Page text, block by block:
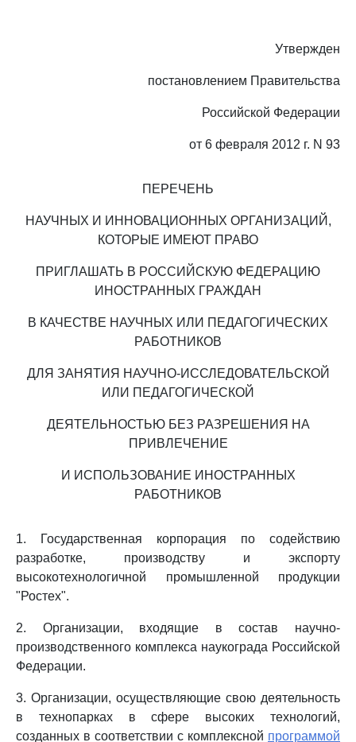
Утвержден
постановлением Правительства
Российской Федерации
от 6 февраля 2012 г. N 93
ПЕРЕЧЕНЬ
НАУЧНЫХ И ИННОВАЦИОННЫХ ОРГАНИЗАЦИЙ,
КОТОРЫЕ ИМЕЮТ ПРАВО
ПРИГЛАШАТЬ В РОССИЙСКУЮ ФЕДЕРАЦИЮ
ИНОСТРАННЫХ ГРАЖДАН
В КАЧЕСТВЕ НАУЧНЫХ ИЛИ ПЕДАГОГИЧЕСКИХ
РАБОТНИКОВ
ДЛЯ ЗАНЯТИЯ НАУЧНО-ИССЛЕДОВАТЕЛЬСКОЙ
ИЛИ ПЕДАГОГИЧЕСКОЙ
ДЕЯТЕЛЬНОСТЬЮ БЕЗ РАЗРЕШЕНИЯ НА
ПРИВЛЕЧЕНИЕ
И ИСПОЛЬЗОВАНИЕ ИНОСТРАННЫХ
РАБОТНИКОВ
1. Государственная корпорация по содействию
разработке, производству и экспорту
высокотехнологичной промышленной продукции
"Ростех".
2. Организации, входящие в состав научно-
производственного комплекса наукограда Российской
Федерации.
3. Организации, осуществляющие свою деятельность
в технопарках в сфере высоких технологий,
созданных в соответствии с комплексной программой